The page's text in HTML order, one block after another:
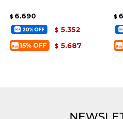
$ 6.690
$ 5.352
$ 5.687
$